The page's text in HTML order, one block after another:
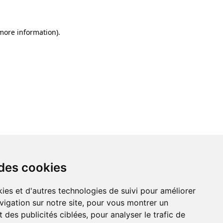
cookies
et d'autres technologies de suivi pour améliorer
sur notre site, pour vous montrer un
des publicités ciblées, pour analyser le trafic de
information).